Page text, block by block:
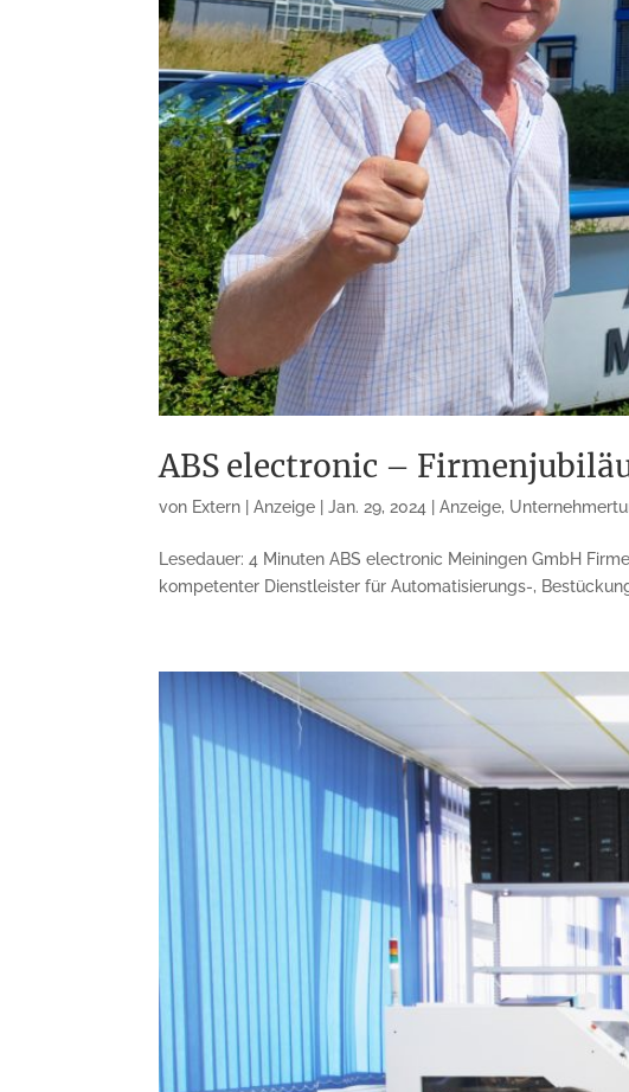
ABS electronic –
von Extern | Anzeige |Jan. 29, 2024 |Anzeige,
Lesedauer: 4 Minuten ABS electronic Meiningen GmbH
kompetenter Dienstleister für Automatisierungs-,